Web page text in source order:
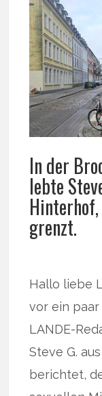
In der
lebte
grenzt.
Hallo liebe
vor ein paar
LANDE-
Steve G.
berichtet,